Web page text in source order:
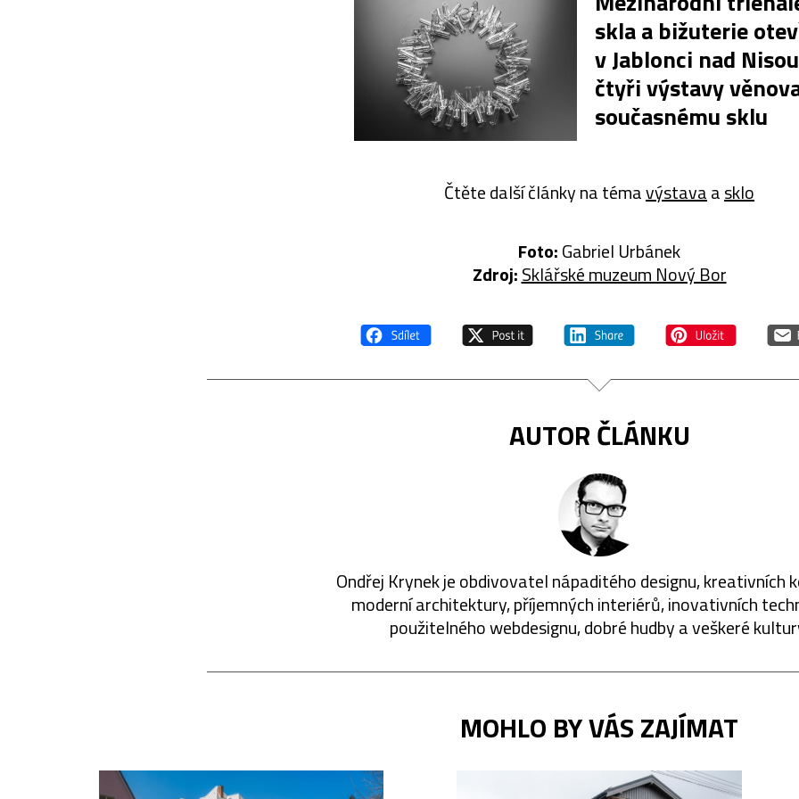
skla a bižuterie
v Jablonci nad Nisou
čtyři výstavy
současnému sklu
Čtěte další články na témavýstavaasklo
Foto:Gabriel Urbánek
Zdroj:Sklářské muzeum Nový Bor
AUTOR ČLÁNKU
Ondřej Krynek je obdivovatel nápaditého designu, kreativních
moderní architektury, příjemných interiérů, inovativních
použitelného webdesignu, dobré hudby a veškeré
MOHLO BY VÁS ZAJÍMAT